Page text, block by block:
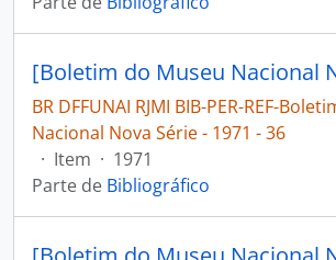
BR DFFUNAI RJMI BIB-PER-REF-
Nacional Nova Série - 1971 - 36
· Item · 1971
Parte de Bibliográfico